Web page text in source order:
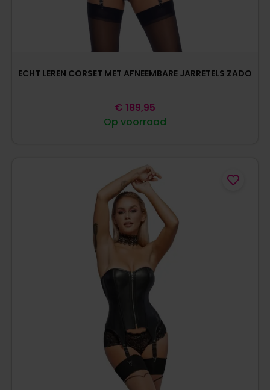
ECHT LEREN CORSET MET AFNEEMBARE JARRETELS ZADO
Op voorraad
€ 189,95